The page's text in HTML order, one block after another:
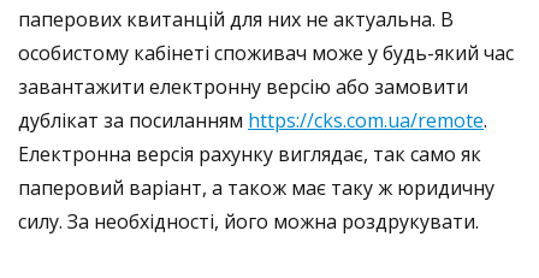
паперових квитанцій для них не актуальна. В
особистому кабінеті споживач може у будь-який час
завантажити електронну версію або замовити
дублікат за посиланням https://cks.com.ua/remote.
Електронна версія рахунку виглядає, так само як
паперовий варіант, а також має таку ж юридичну
силу. За необхідності, його можна роздрукувати.